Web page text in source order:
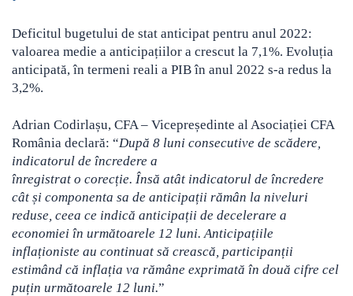
Deficitul bugetului de stat anticipat pentru anul 2022:
valoarea medie a anticipațiilor a crescut la 7,1%. Evoluția
anticipată, în termeni reali a PIB în anul 2022 s-a redus la
3,2%.
Adrian Codirlașu, CFA – Vicepreședinte al Asociației CFA
România declară: “După 8 luni consecutive de scădere,
indicatorul de încredere a
înregistrat o corecție. Însă atât indicatorul de încredere
cât și componenta sa de anticipații rămân la niveluri
reduse, ceea ce indică anticipații de decelerare a
economiei în următoarele 12 luni. Anticipațiile
inflaționiste au continuat să crească, participanții
estimând că inflația va rămâne exprimată în două cifre cel
puțin următoarele 12 luni.”